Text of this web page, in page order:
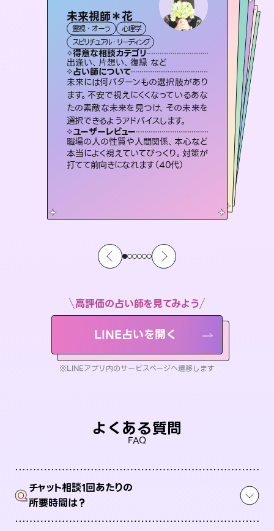
未来視師＊花
霊視・オーラ
心理学
スピリチュアル・リーディング
得意な相談カテゴリ
出逢い、片想い、復縁 など
占い師について
未来には何パターンもの選択肢があり
ます。不安で視えにくくなっているあな
たの素敵な未来を見つけ、その未来を
選択できるようアドバイスします。
ユーザーレビュー
職場の人の性質や人間関係、本心など
本当によく視えていてびっくり。対策が
打てて前向きになれます（40代）
桃源珠羽（とうげんみう）
霊視・オーラ タロット
スピリチュアル・リーディング
得意な相談カテゴリ
片想い、あの人の気持ち、復縁 など
占い師について
恋愛のお悩みの中でも特に「曖昧な関
係」の相談を得意としており、友達以上
恋人未満なお相手との今後や本音を丁
寧に読み解き恋愛成就へと導きます。
ユーザーレビュー
鑑定していただいてアドバイス通りに行
動すると仲が復活してきました。ありが
とうございました（40代 女性）
彗望（すいぼう
霊視・オーラ
スピリチュアル・リーディング
得意な相談カテゴリ
片想い、あの人の気持ち、復縁 など
占い師について
3,700年以上の歴史を持つ東洋最古の
占術「易占」で詳細まで占い、幸せへ向
かう道筋を示します。厳しい結果にも具
体的な対策をお伝えします。
ユーザーレビュー
複雑な背景もしっかり聞いて鑑定して
いただけました。気持ちが楽になりまし
た（50代 女性）
アイリス -iris-
西洋占星術
ルーン
得意な相談カテゴリ
恋愛総合、片想い、二人の未来 など
占い師について
復縁、恋愛、不倫の行方、同性愛や片思い、仕事関係や借金問題まで知りたいことや心の負担になっていることを紐解き、背中をそっと押して導きます。
ユーザーレビュー
安心感のあり、言い切ってくれる所や濁
さない鑑定のおかげで、毎回自分の気
持ちを整えられます（30代 男性）
おう 霊感オラクル
霊視・オーラ
オラクルカード
得意な相談カテゴリ
恋愛総合、あの人の気持ち など
占い師について
霊視×オラクルカードを使って「今」と
「未来」そして「気になるあの人の気持
ち」まで丁寧に読み解き、恋や人生のヒ
ントを優しく引き出します。
ユーザーレビュー
不安な気持ちが嘘みたいに晴れまし
た…！よく視えていらっしゃるんだなと
感じました（40代 女性）
セラピスト理恵
霊視・オーラ タロット
スピリチュアル・リーディング
得意な相談カテゴリ
片想い、二人の未来、年の差 など
占い師について
連絡再開、復縁、成就などの報告実績
多数。セラピストとして2万超の施術経
験があるからこそできる鑑定で、より良
い未来をサポートします。
ユーザーレビュー
とても心温まる鑑定でした。しかもこち
らは何も言っていないのに視えていらっ
しゃるんだなと驚きです（30代女性）
高評価の占い師を見てみよう
LINE占いを開く
※LINEアプリ内のサービスページへ遷移します
よくある質問
FAQ
Qチャット相談1回あたりの
所要時間は？